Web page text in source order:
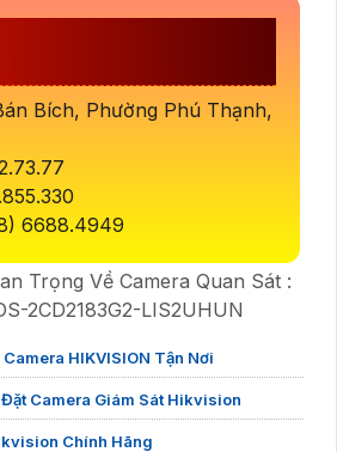
Bích, Phường Phú Thạnh,
6688.4949
Trọng Về Camera Quan Sát :
2CD2183G2-LIS2UHUN
HIKVISION Tận Nơi
Đặt Camera Giám Sát Hikvision
Chính Hãng